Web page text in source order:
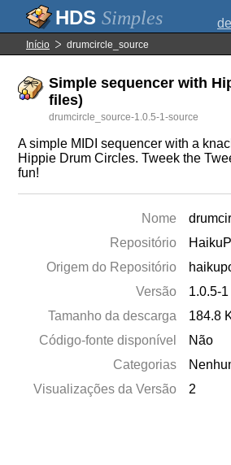
Simples de
Início drumcircle_source
Simple sequencer with
files)
drumcircle_source-1.0.5-1-source
A simple MIDI sequencer with a
Hippie Drum Circles. Tweek the
fun!
Nome
Repositório
Origem do Repositório
Versão
1.0.5-1
Tamanho da descarga
184.8
Código-fonte disponível
Não
Categorias
Visualizações da Versão
2